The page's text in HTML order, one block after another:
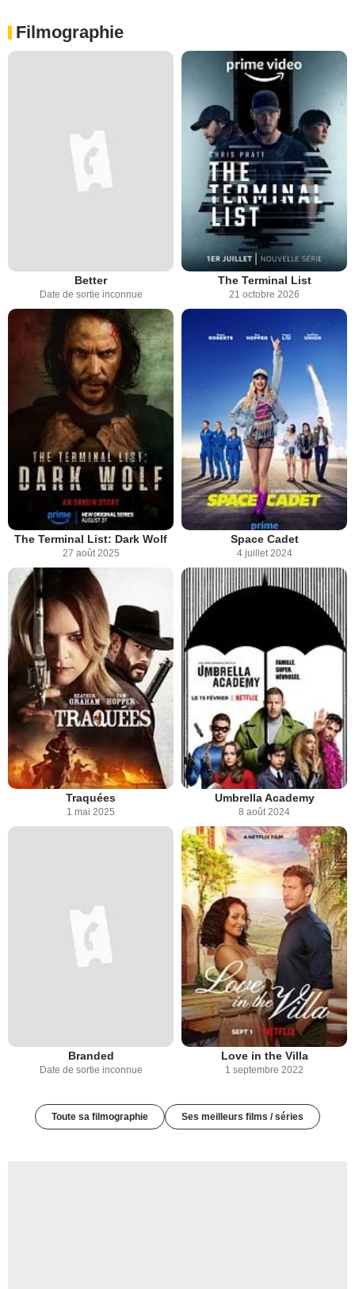
Filmographie
Better
Date de sortie inconnue
The Terminal List
21 octobre 2026
The Terminal List: Dark Wolf
27 août 2025
Space Cadet
4 juillet 2024
Traquées
1 mai 2025
Umbrella Academy
8 août 2024
Branded
Date de sortie inconnue
Love in the Villa
1 septembre 2022
Toute sa filmographie Ses meilleurs films / séries